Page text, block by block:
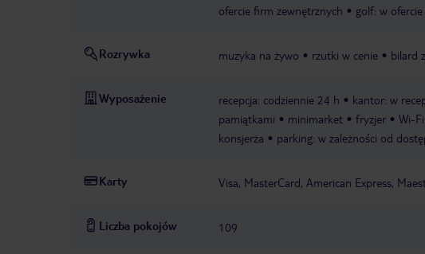
ofercie firm zewnętrznych
golf: w
Rozrywka muzyka na żywo rzutki w cenie bilard
Wyposażenie recepcja: codziennie 24 h kantor: w
pamiątkami
minimarket fryzjer Wi-
konsjerża
parking: w zależności od
Karty Visa, MasterCard, American Express,
Liczba pokojów 109